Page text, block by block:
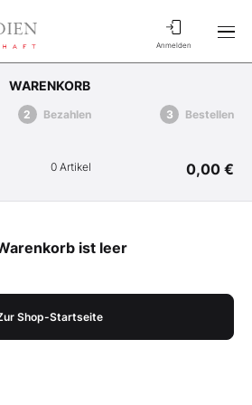
Anmelden
WARENKORB
Bezahlen Bestellen
0 Artikel 0,00 €
ist leer
Shop-Startseite